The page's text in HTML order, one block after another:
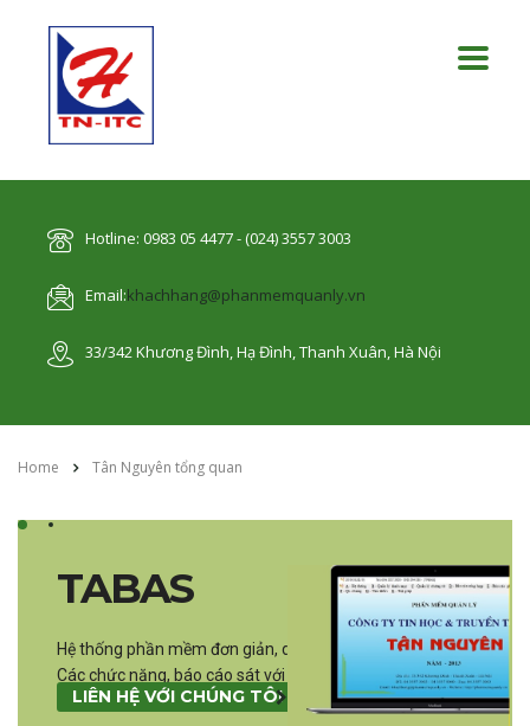
Hotline: 0983 05 4477 - (024) 3557 3003
Email:khachhang@phanmemquanly.vn
33/342 Khương Đình, Hạ Đình, Thanh Xuân, Hà Nội
Home Tân Nguyên tổng quan
TABAS
Hệ thống phần mềm đơn giản, dễ sử dụng
Các chức năng, báo cáo sát với thực tế quản lý.
LIÊN HỆ VỚI CHÚNG TÔI